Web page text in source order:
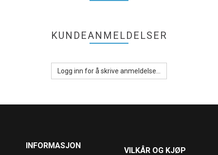
KUNDEANMELDELSER
Logg inn for å skrive anmeldelse...
INFORMASJON
VILKÅR OG KJØP